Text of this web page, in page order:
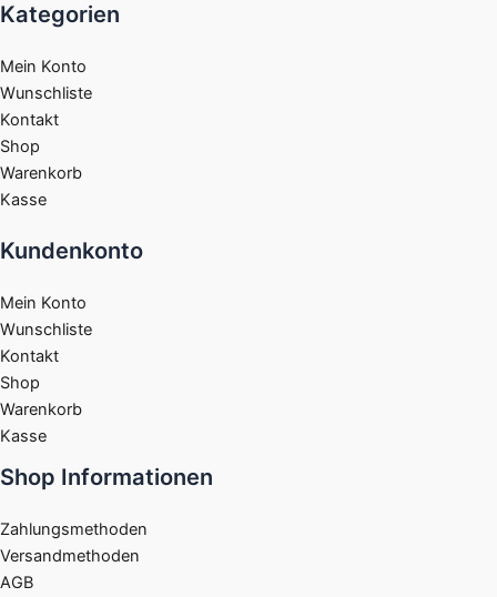
Kategorien
Mein Konto
Wunschliste
Kontakt
Shop
Warenkorb
Kasse
Kundenkonto
Mein Konto
Wunschliste
Kontakt
Shop
Warenkorb
Kasse
Shop Informationen
Zahlungsmethoden
Versandmethoden
AGB